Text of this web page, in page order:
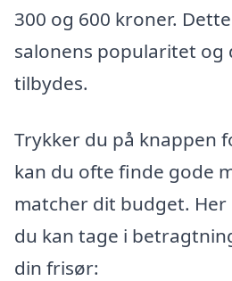
300 og 600 kroner.
salonens popularitet og
tilbydes.
Trykker du på knappen
kan du ofte finde gode
matcher dit budget.
du kan tage i
din frisør: